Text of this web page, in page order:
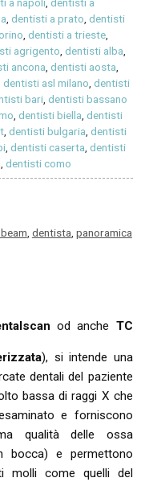
a napoli,dentisti a
,dentisti a prato,dentisti
,dentisti a trieste,
agrigento,dentisti alba,
ancona,dentisti aosta,
dentisti asl milano,dentisti
bari,dentisti bassano
,dentisti biella,dentisti
,dentisti bulgaria,dentisti
,dentisti caserta,dentisti
,dentisti como
dentista panoramica
od anche TC
), si intende una
dentali del paziente
bassa di raggi X che
e forniscono
qualità delle ossa
bocca) e permettono
molli come quelli del